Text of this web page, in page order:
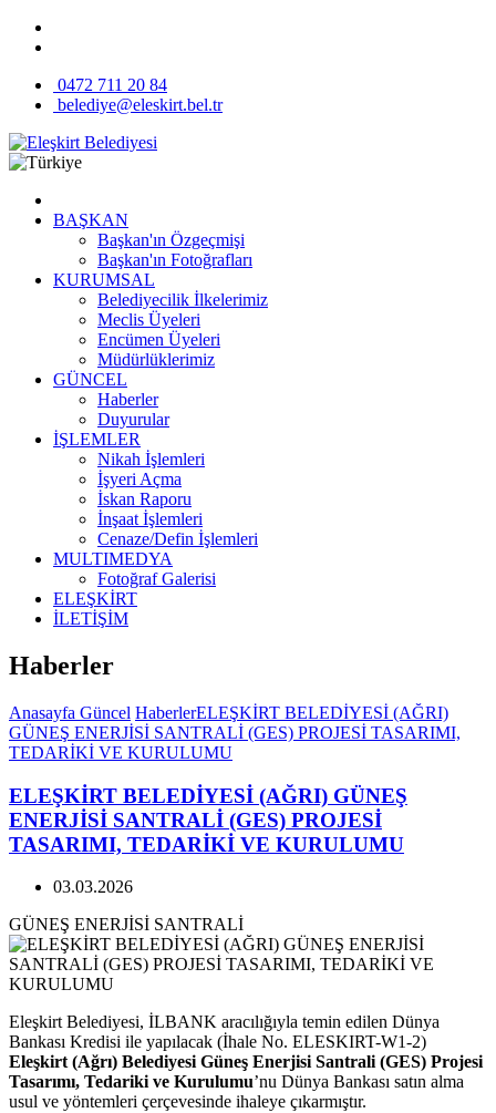
0472 711 20 84
belediye@eleskirt.bel.tr
BAŞKAN
Başkan'ın Özgeçmişi
Başkan'ın Fotoğrafları
KURUMSAL
Belediyecilik İlkelerimiz
Meclis Üyeleri
Encümen Üyeleri
Müdürlüklerimiz
GÜNCEL
Haberler
Duyurular
İŞLEMLER
Nikah İşlemleri
İşyeri Açma
İskan Raporu
İnşaat İşlemleri
Cenaze/Defin İşlemleri
MULTIMEDYA
Fotoğraf Galerisi
ELEŞKİRT
İLETİŞİM
Haberler
Anasayfa Güncel HaberlerELEŞKİRT BELEDİYESİ (AĞRI)
GÜNEŞ ENERJİSİ SANTRALİ (GES) PROJESİ TASARIMI,
TEDARİKİ VE KURULUMU
ELEŞKİRT BELEDİYESİ (AĞRI) GÜNEŞ
ENERJİSİ SANTRALİ (GES) PROJESİ
TASARIMI, TEDARİKİ VE KURULUMU
03.03.2026
GÜNEŞ ENERJİSİ SANTRALİ
Eleşkirt Belediyesi, İLBANK aracılığıyla temin edilen Dünya
Bankası Kredisi ile yapılacak (İhale No. ELESKIRT-W1-2)
Eleşkirt (Ağrı) Belediyesi Güneş Enerjisi Santrali (GES) Projesi
Tasarımı, Tedariki ve Kurulumu’nu Dünya Bankası satın alma
usul ve yöntemleri çerçevesinde ihaleye çıkarmıştır.